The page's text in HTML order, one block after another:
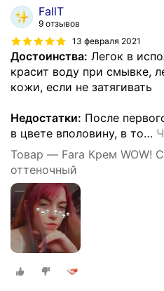
FallT
9 отзывов
13 февраля 2021
Достоинства: Легок в
красит воду при смывке,
кожи, если не затягивать
Недостатки: После
в цвете вполовину, в то…
Товар — Fara Крем WOW!
оттеночный